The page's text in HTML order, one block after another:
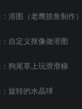
溶图（老鹰抓鱼制作）
自定义抠像做溶图
狗尾草上玩滑滑梯
旋转的水晶球